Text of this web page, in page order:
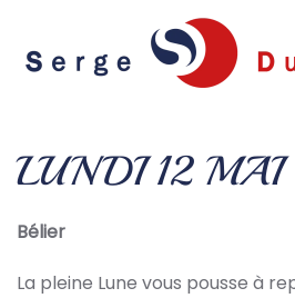
Skip to main content
LUNDI 12 MAI
Bélier
La pleine Lune vous pousse à